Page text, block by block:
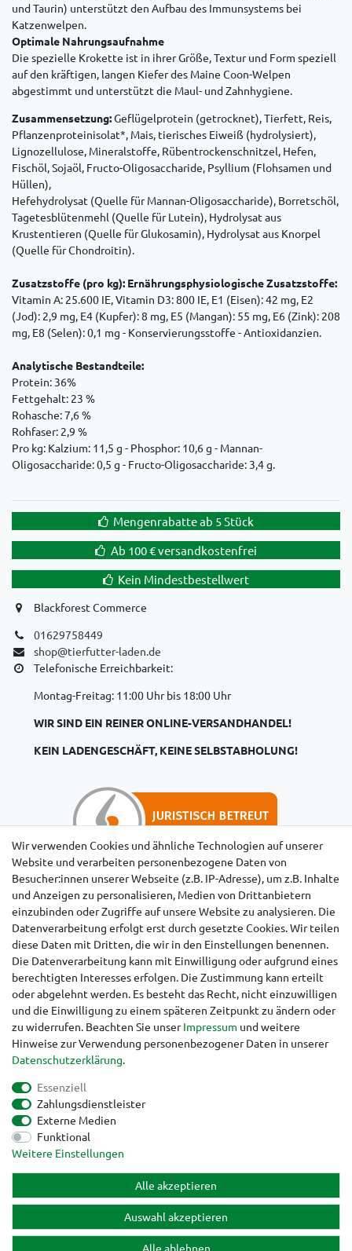
und Taurin) unterstützt den Aufbau des Immunsystems bei
Katzenwelpen.
Optimale Nahrungsaufnahme
Die spezielle Krokette ist in ihrer Größe, Textur und Form speziell
auf den kräftigen, langen Kiefer des Maine Coon-Welpen
abgestimmt und unterstützt die Maul- und Zahnhygiene.
Zusammensetzung:Geflügelprotein (getrocknet), Tierfett, Reis,
Pflanzenproteinisolat*, Mais, tierisches Eiweiß (hydrolysiert),
Lignozellulose, Mineralstoffe, Rübentrockenschnitzel, Hefen,
Fischöl, Sojaöl, Fructo-Oligosaccharide, Psyllium (Flohsamen und
Hüllen),
Hefehydrolysat (Quelle für Mannan-Oligosaccharide), Borretschöl,
Tagetesblütenmehl (Quelle für Lutein), Hydrolysat aus
Krustentieren (Quelle für Glukosamin), Hydrolysat aus Knorpel
(Quelle für Chondroitin).
Zusatzstoffe (pro kg): Ernährungsphysiologische Zusatzstoffe:
Vitamin A: 25.600 IE, Vitamin D3: 800 IE, E1 (Eisen): 42 mg, E2
(Jod): 2,9 mg, E4 (Kupfer): 8 mg, E5 (Mangan): 55 mg, E6 (Zink): 208
mg, E8 (Selen): 0,1 mg - Konservierungsstoffe - Antioxidanzien.
Analytische Bestandteile:
Protein: 36%
Fettgehalt: 23 %
Rohasche: 7,6 %
Rohfaser: 2,9 %
Pro kg: Kalzium: 11,5 g - Phosphor: 10,6 g - Mannan-
Oligosaccharide: 0,5 g - Fructo-Oligosaccharide: 3,4 g.
Mengenrabatte ab 5 Stück
Ab 100 € versandkostenfrei
Kein Mindestbestellwert
Blackforest Commerce
01629758449
shop@tierfutter-laden.de
Telefonische Erreichbarkeit:
Montag-Freitag: 11:00 Uhr bis 18:00 Uhr
WIR SIND EIN REINER ONLINE-VERSANDHANDEL!
KEIN LADENGESCHÄFT, KEINE SELBSTABHOLUNG!
Hinweise für Käufer aus der Schweiz
Impressum
Vertrag widerrufen
Wir verwenden Cookies und ähnliche Technologien auf unserer
Website und verarbeiten personenbezogene Daten von
Besucher:innen unserer Webseite (z.B. IP-Adresse), um z.B. Inhalte
und Anzeigen zu personalisieren, Medien von Drittanbietern
einzubinden oder Zugriffe auf unsere Website zu analysieren. Die
Datenverarbeitung erfolgt erst durch gesetzte Cookies. Wir teilen
diese Daten mit Dritten, die wir in den Einstellungen benennen.
Die Datenverarbeitung kann mit Einwilligung oder aufgrund eines
berechtigten Interesses erfolgen. Die Zustimmung kann erteilt
oder abgelehnt werden. Es besteht das Recht, nicht einzuwilligen
und die Einwilligung zu einem späteren Zeitpunkt zu ändern oder
zu widerrufen. Beachten Sie unserImpressum und weitere
Hinweise zur Verwendung personenbezogener Daten in unserer
Daten­schutz­erklärung.
Essenziell
Zahlungsdienstleister
Externe Medien
Funktional
Weitere Einstellungen
Alle akzeptieren
Auswahl akzeptieren
Alle ablehnen